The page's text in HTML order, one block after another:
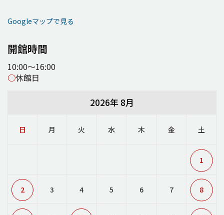
Googleマップで見る
開館時間
10:00～16:00
○休館日
2026年 8月
日 月 火 水 木 金 土
1
2 3 4 5 6 7 8